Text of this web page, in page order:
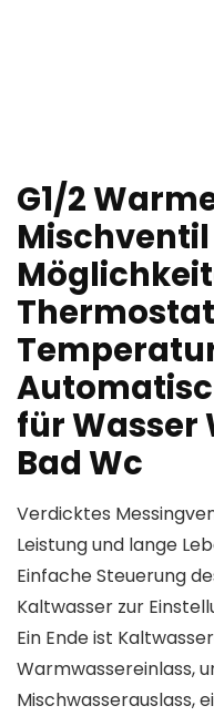
G1/2
Mischventil
für Wasser
Bad Wc
Verdicktes
Leistung und lange
Einfache Steuerung
Kaltwasser zur
Ein Ende ist
Warmwassereinlass,
Mischwasserauslass,